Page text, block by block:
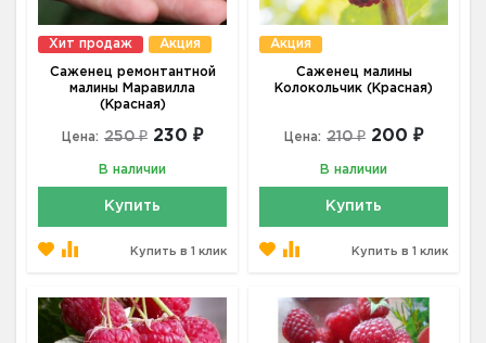
Хит продаж Акция
Саженец ремонтантной
малины Маравилла
(Красная)
Цена: 250 ₽ 230 ₽
В наличии
Купить
Купить в 1 клик
Акция
Саженец малины
Колокольчик (Красная)
Цена: 210 ₽ 200 ₽
В наличии
Купить
Купить в 1 клик